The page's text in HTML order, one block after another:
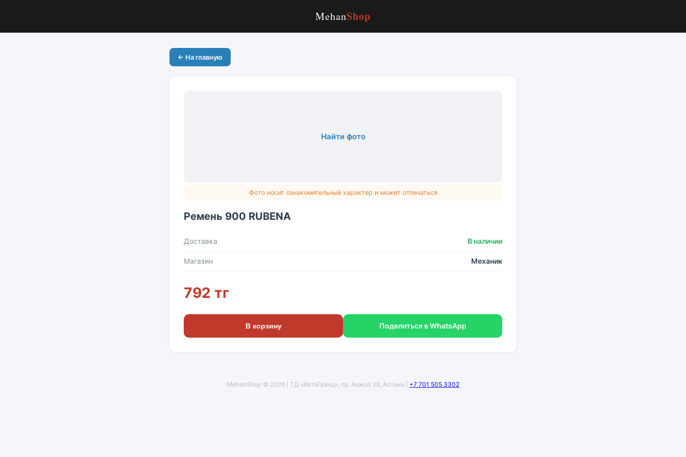
MehanShop
← На главную
Найти фото
Фото носит ознакомительный характер и может отличаться
Ремень 900 RUBENA
Доставка В наличии
Магазин Механик
792 тг
В корзину Поделиться в WhatsApp
MehanShop © 2026 | ТД «АвтоГранд», пр. Акжол 38, Астана | +7 701 505 3302